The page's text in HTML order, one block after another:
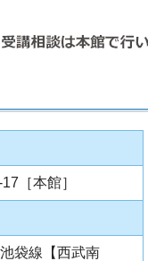
［本館］
袋線【西武南